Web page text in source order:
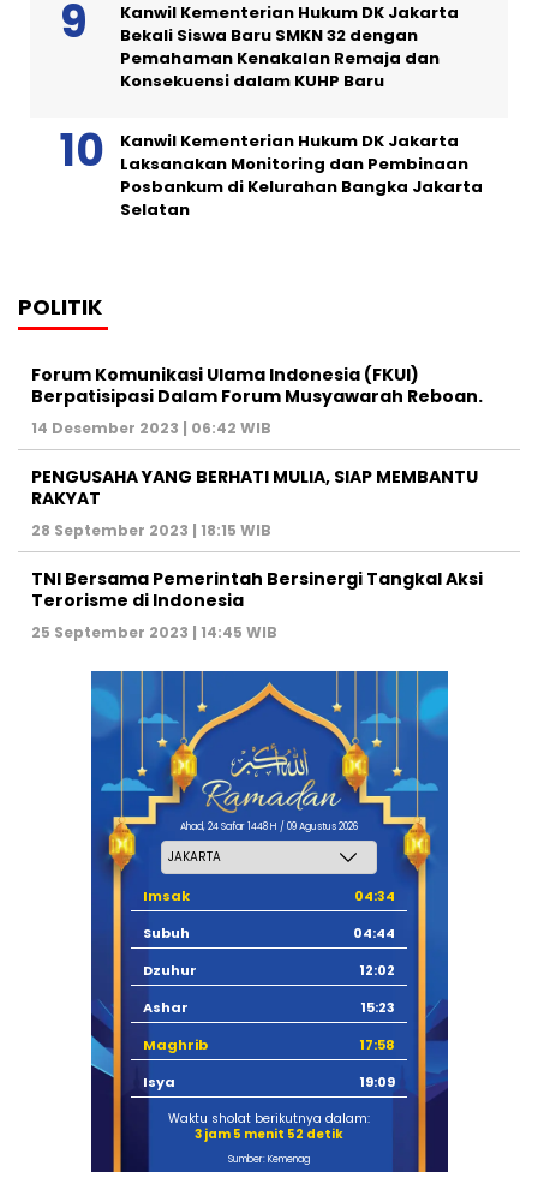
Kanwil Kementerian Hukum DK Jakarta
Bekali Siswa Baru SMKN 32 dengan
Pemahaman Kenakalan Remaja dan
Konsekuensi dalam KUHP Baru
Kanwil Kementerian Hukum DK Jakarta
Laksanakan Monitoring dan Pembinaan
Posbankum di Kelurahan Bangka Jakarta
Selatan
POLITIK
Forum Komunikasi Ulama Indonesia (FKUI)
Berpatisipasi Dalam Forum Musyawarah Reboan.
14 Desember 2023 | 06:42 WIB
PENGUSAHA YANG BERHATI MULIA, SIAP MEMBANTU
RAKYAT
28 September 2023 | 18:15 WIB
TNI Bersama Pemerintah Bersinergi Tangkal Aksi
Terorisme di Indonesia
25 September 2023 | 14:45 WIB
Ahad, 24 Safar 1448 H / 09 Agustus 2026
Imsak
04:34
Subuh
04:44
Dzuhur
12:02
Ashar
15:23
Maghrib
17:58
Isya
19:09
Waktu sholat berikutnya dalam:
3 jam 5 menit 51 detik
Sumber: Kemenag